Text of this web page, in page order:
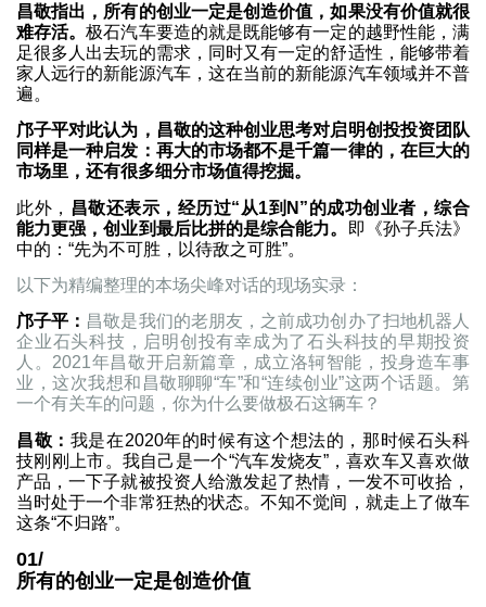
昌敬指出，所有的创业一定是创造价值，如果没有价值就很
难存活。极石汽车要造的就是既能够有一定的越野性能，满
足很多人出去玩的需求，同时又有一定的舒适性，能够带着
家人远行的新能源汽车，这在当前的新能源汽车领域并不普
遍。
邝子平对此认为，昌敬的这种创业思考对启明创投投资团队
同样是一种启发：再大的市场都不是千篇一律的，在巨大的
市场里，还有很多细分市场值得挖掘。
此外， 昌敬还表示，经历过“从1到N”的成功创业者，综合
能力更强，创业到最后比拼的是综合能力。
即《孙子兵法》
中的：“先为不可胜，以待敌之可胜”。
以下为精编整理的本场尖峰对话的现场实录：
邝子平： 昌敬是我们的老朋友，之前成功创办了扫地机器人
企业石头科技，启明创投有幸成为了石头科技的早期投资
人。2021年昌敬开启新篇章，成立洛轲智能，投身造车事
业，这次我想和昌敬聊聊“车”和“连续创业”这两个话题。第
一个有关车的问题，你为什么要做极石这辆车？
昌敬： 我是在2020年的时候有这个想法的，那时候石头科
技刚刚上市。我自己是一个“汽车发烧友”，喜欢车又喜欢做
产品，一下子就被投资人给激发起了热情，一发不可收拾，
当时处于一个非常狂热的状态。不知不觉间，就走上了做车
这条“不归路”。
01/
所有的创业一定是创造价值